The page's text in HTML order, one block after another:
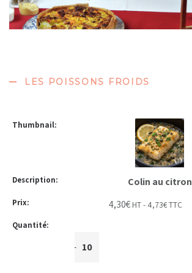
LES POISSONS FROIDS
Colin au citron
4,30€ HT - 4,73€TTC
+